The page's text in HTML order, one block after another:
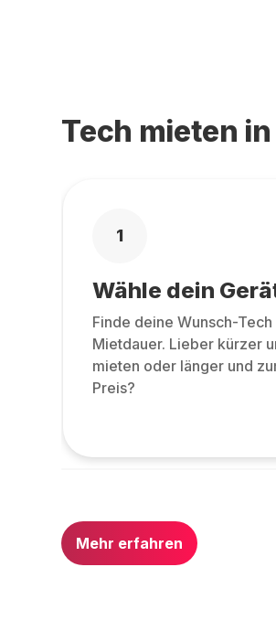
Tech mieten
1
Wähle dein
Finde deine Wunsch-
Mietdauer. Lieber kürzer
mieten oder länger und
Preis?
Mehr erfahren